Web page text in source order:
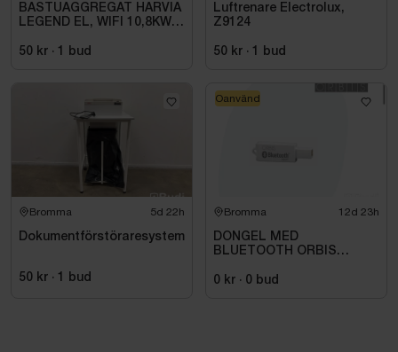
BASTUAGGREGAT HARVIA
LEGEND EL, WIFI 10,8KW
50 kr · bud
Luftrenare Electrolux,
Z9124
50 kr · bud
Bromma 5d 22h
Dokumentförstöraresystem
50 kr · bud
Bromma 12d 23h
DONGEL MED
BLUETOOTH ORBIS
0 kr · 0 bud
Oanvänd